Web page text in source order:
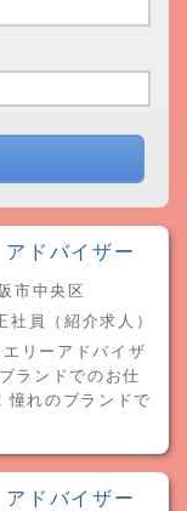
ドバイザー
市中央区
員（紹介求人）
リーアドバイザ
ランドでのお仕
憧れのブランドで
ドバイザー